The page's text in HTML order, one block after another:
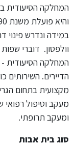
המחלקה הסיעודית
והיא פועלת משנת 1990. חדרי המגורים פרטיים או זוגיים.
במידה ונדרש פינוי
וולפסון. דוברי
המחלקה הסיעודית
הדיירים. השירותים
מקצועית בתחום
מעקב וטיפול
ומעקב תרופתי.
סוג בית אבות